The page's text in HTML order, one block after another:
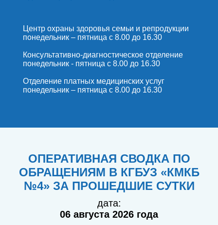
Центр охраны здоровья семьи и репродукции
понедельник – пятница с 8.00 до 16.30
Консультативно-диагностическое отделение
понедельник - пятница с 8.00 до 16.30
Отделение платных медицинских услуг
понедельник – пятница с 8.00 до 16.30
ОПЕРАТИВНАЯ СВОДКА ПО
ОБРАЩЕНИЯМ В КГБУЗ «КМКБ
№4» ЗА ПРОШЕДШИЕ СУТКИ
дата:
06 августа 2026 года